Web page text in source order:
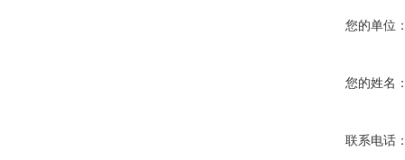
您的单位
您的姓名
联系电话